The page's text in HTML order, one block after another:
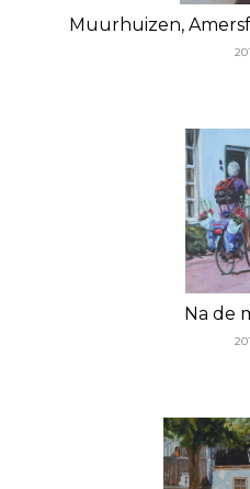
Muurhuizen,
Na de